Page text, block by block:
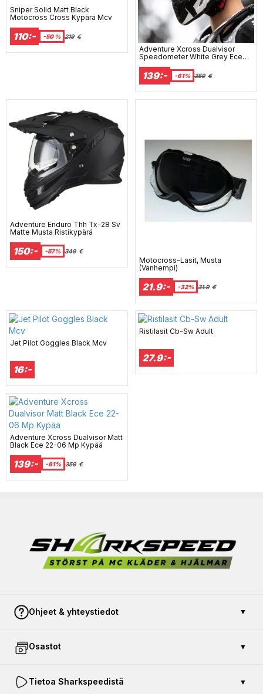
Sniper Solid Matt Black
Motocross Cross Kypärä Mcv
110:- -50 % 219 €
Adventure Xcross Dualvisor
Speedometer White Grey Ece
139:- -61% 359 €
Adventure Enduro Thh Tx-28 Sv
Matte Musta Ristikypärä
150:- -57% 349 €
Motocross-Lasit, Musta
(Vanhempi)
21.9:- -32% 31.9 €
Jet Pilot Goggles Black Mcv
16:-
Ristilasit Cb-Sw Adult
27.9:-
Adventure Xcross Dualvisor Matt
Black Ece 22-06 Mp Kypää
139:- -61% 359 €
Ohjeet & yhteystiedot ▼
Ota yhteyttä
Avoin kauppa
Osastot ▼
Osta lahjakortti
Tietoa Sharkspeedistä ▼